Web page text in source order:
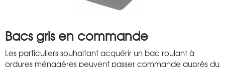
Bacs gris en commande
Les particuliers souhaitant acquérir un bac roulant à
ordures ménagères peuvent passer commande auprès du